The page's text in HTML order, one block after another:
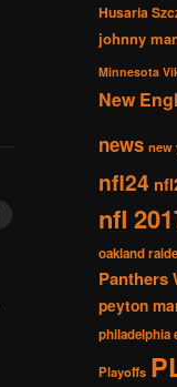
Husaria
johnny
Minnesota
New
news new
nfl24
nfl
oakland
Panthers
peyton
philadelphia
Playoffs